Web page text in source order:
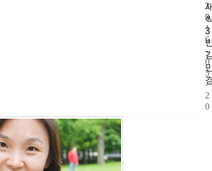
3
3
2
2
0
1
6
-
0
5
-
2
0